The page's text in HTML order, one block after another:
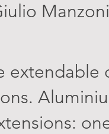
extendable